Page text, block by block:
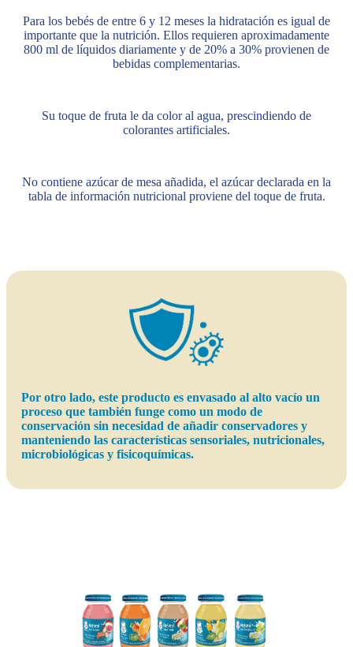
Para los bebés de entre 6 y 12 meses la hidratación es igual de
importante que la nutrición. Ellos requieren aproximadamente
800 ml de líquidos diariamente y de 20% a 30% provienen de
bebidas complementarias.
Su toque de fruta le da color al agua, prescindiendo de
colorantes artificiales.
No contiene azúcar de mesa añadida, el azúcar declarada en la
tabla de información nutricional proviene del toque de fruta.
Por otro lado, este producto es envasado al alto vacío un
proceso que también funge como un modo de
conservación sin necesidad de añadir conservadores y
manteniendo las características sensoriales, nutricionales,
microbiológicas y fisicoquímicas.